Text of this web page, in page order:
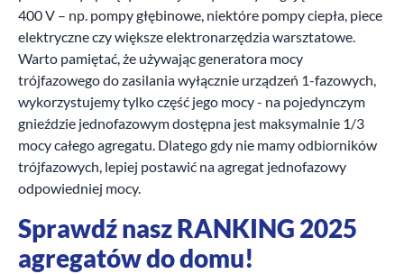
400 V – np. pompy głębinowe, niektóre pompy ciepła, piece
elektryczne czy większe elektronarzędzia warsztatowe.
Warto pamiętać, że używając generatora mocy
trójfazowego do zasilania wyłącznie urządzeń 1-fazowych,
wykorzystujemy tylko część jego mocy - na pojedynczym
gnieździe jednofazowym dostępna jest maksymalnie 1/3
mocy całego agregatu. Dlatego gdy nie mamy odbiorników
trójfazowych, lepiej postawić na agregat jednofazowy
odpowiedniej mocy.
Sprawdź nasz RANKING 2025
agregatów do domu!